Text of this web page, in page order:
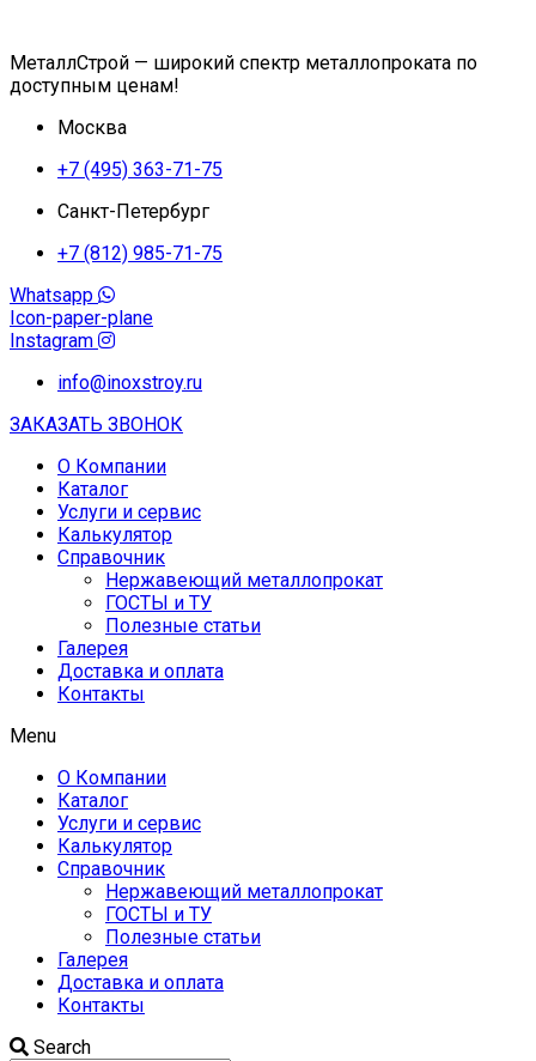
МеталлСтрой — широкий спектр металлопроката по
доступным ценам!
Москва
+7 (495) 363-71-75
Санкт-Петербург
+7 (812) 985-71-75
Whatsapp
Icon-paper-plane
Instagram
info@inoxstroy.ru
ЗАКАЗАТЬ ЗВОНОК
О Компании
Каталог
Услуги и сервис
Калькулятор
Справочник
Нержавеющий металлопрокат
ГОСТЫ и ТУ
Полезные статьи
Галерея
Доставка и оплата
Контакты
Menu
О Компании
Каталог
Услуги и сервис
Калькулятор
Справочник
Нержавеющий металлопрокат
ГОСТЫ и ТУ
Полезные статьи
Галерея
Доставка и оплата
Контакты
Search